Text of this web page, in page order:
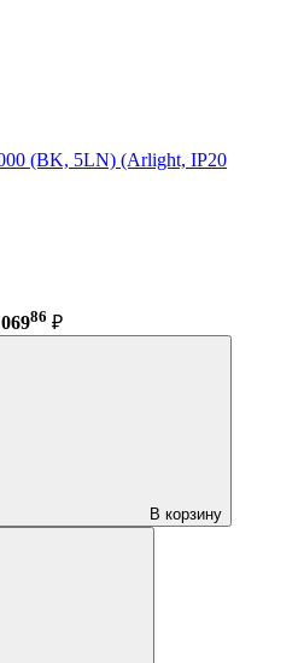
(BK, 5LN) (Arlight, IP20
86 ₽
В корзину